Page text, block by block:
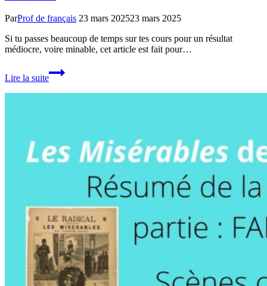
ParProf de français 23 mars 202523 mars 2025
Si tu passes beaucoup de temps sur tes cours pour un résultat
médiocre, voire minable, cet article est fait pour…
Lire la suiteméthodes